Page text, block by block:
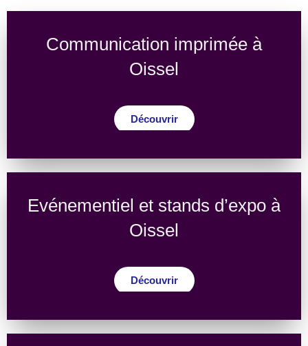
Communication imprimée à
Oissel
Découvrir
Evénementiel et stands d’expo à
Oissel
Découvrir